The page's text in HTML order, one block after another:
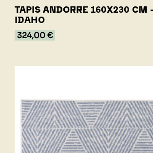
TAPIS ANDORRE 160X230 CM
IDAHO
324,00 €